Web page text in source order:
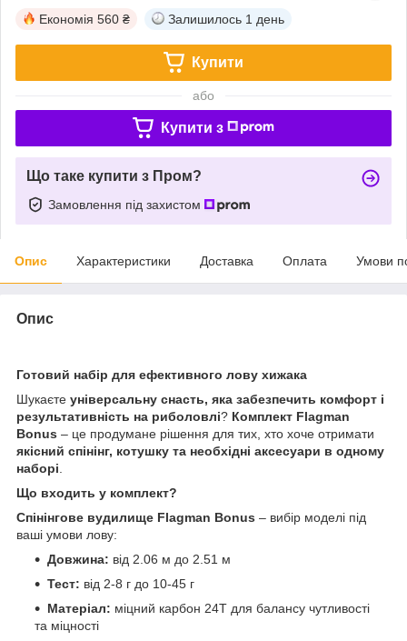
Економія 560 ₴ Залишилось 1 день
Купити
або
Купити з
Що таке купити з Пром?
Замовлення під захистом
Опис Характеристики Доставка Оплата Умови
Опис
Готовий набір для ефективного лову хижака
Шукаєте універсальну снасть, яка забезпечить комфорт і
результативність на риболовлі? Комплект Flagman
Bonus – це продумане рішення для тих, хто хоче отримати
якісний спінінг, котушку та необхідні аксесуари в одному
наборі
Що входить у комплект?
Спінінгове вудилище Flagman Bonus – вибір моделі під
ваші умови лову:
Довжина: від 2.06 м до 2.51 м
Тест: від 2-8 г до 10-45 г
Матеріал: міцний карбон 24Т для балансу чутливості
та міцності